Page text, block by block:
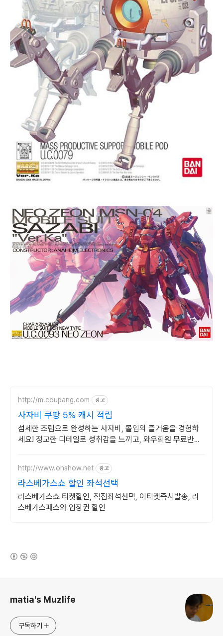
http://m.coupang.com 광고
사자비 쿠팡 5% 캐시 적립
섬세한 조립으로 완성하는 사자비, 몰입의 즐거움을 경험하
세요! 정교한 디테일로 성취감을 느끼고, 와우회원 무료반품
http://www.ohshow.net 광고
라스베가스쇼 할인 좌석선택
라스베가스쇼 티켓할인, 직접좌석선택, 이티켓즉시발송, 라
스베가스패스와 입장권 할인
matia's Muzlife
구독하기